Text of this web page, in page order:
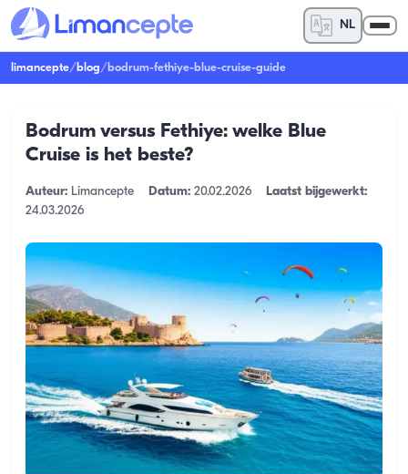
NL
limancepte/blog/bodrum-fethiye-blue-cruise-guide
Bodrum versus Fethiye: welke Blue
Cruise is het beste?
Auteur: Limancepte Datum: 20.02.2026
Laatst bijgewerkt:
24.03.2026